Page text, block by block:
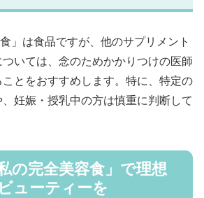
」は食品ですが、他のサプリメント
いては、念のためかかりつけの医師
とをおすすめします。特に、特定の
妊娠・授乳中の方は慎重に判断して
の完全美容食」で理想
ューティーを